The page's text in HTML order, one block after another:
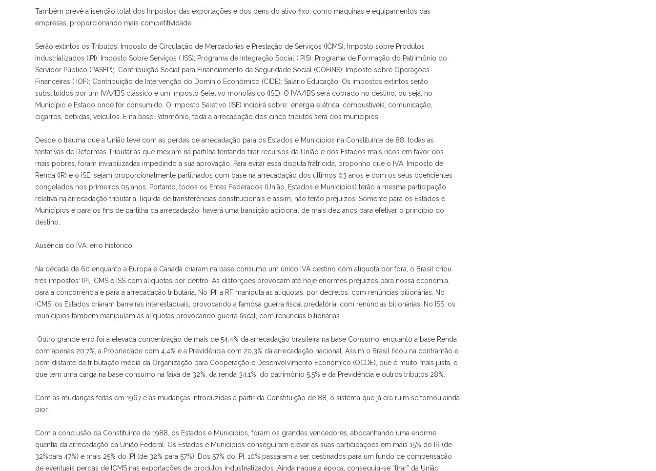
Também prevê a isenção total dos Impostos das exportações e dos bens do ativo fixo, como máquinas e equipamentos das
empresas, proporcionando mais competitividade.
Serão extintos os Tributos: Imposto de Circulação de Mercadorias e Prestação de Serviços (ICMS); Imposto sobre Produtos
Industrializados (IPI); Imposto Sobre Serviços ( ISS); Programa de Integração Social ( PIS); Programa de Formação do Patrimônio do
Servidor Público (PASEP); Contribuição Social para Financiamento da Seguridade Social (COFINS); Imposto sobre Operações
Financeiras ( IOF); Contribuição de Intervenção do Domínio Econômico (CIDE); Salário Educação. Os impostos extintos serão
substituídos por um IVA/IBS clássico e um Imposto Seletivo monofásico (ISE). O IVA/IBS será cobrado no destino, ou seja, no
Município e Estado onde for consumido. O Imposto Seletivo (ISE) incidirá sobre: energia elétrica, combustíveis, comunicação,
cigarros, bebidas, veículos. E na base Patrimônio, toda a arrecadação dos cinco tributos será dos municípios.
Desde o trauma que a União teve com as perdas de arrecadação para os Estados e Municípios na Constituinte de 88, todas as
tentativas de Reformas Tributárias que mexiam na partilha tentando tirar recursos da União e dos Estados mais ricos em favor dos
mais pobres, foram inviabilizadas impedindo a sua aprovação. Para evitar essa disputa fratricida, proponho que o IVA, Imposto de
Renda (IR) e o ISE, sejam proporcionalmente partilhados com base na arrecadação dos últimos 03 anos e com os seus coeficientes
congelados nos primeiros 05 anos. Portanto, todos os Entes Federados (União, Estados e Municípios) terão a mesma participação
relativa na arrecadação tributária, líquida de transferências constitucionais e assim, não terão prejuízos. Somente para os Estados e
Municípios e para os fins de partilha da arrecadação, haverá uma transição adicional de mais dez anos para efetivar o princípio do
destino.
Ausência do IVA: erro histórico
Na década de 60 enquanto a Europa e Canadá criaram na base consumo um único IVA destino com alíquota por fora, o Brasil criou
três impostos: IPI, ICMS e ISS com alíquotas por dentro. As distorções provocam até hoje enormes prejuízos para nossa economia,
para a concorrência e para a arrecadação tributária. No IPI, a RF manipula as alíquotas, por decretos, com renúncias bilionárias. No
ICMS, os Estados criaram barreiras interestaduais, provocando a famosa guerra fiscal predatória, com renúncias bilionárias. No ISS, os
municípios também manipulam as alíquotas provocando guerra fiscal, com renúncias bilionárias.
Outro grande erro foi a elevada concentração de mais de 54,4% da arrecadação brasileira na base Consumo, enquanto a base Renda
com apenas 20,7%, a Propriedade com 4,4% e a Previdência com 20,3% da arrecadação nacional. Assim o Brasil ficou na contramão e
bem distante da tributação média da Organização para Cooperação e Desenvolvimento Econômico (OCDE), que é muito mais justa, e
que tem uma carga na base consumo na faixa de 32%, da renda 34,1%, do patrimônio 5,5% e da Previdência e outros tributos 28%.
Com as mudanças feitas em 1967 e as mudanças introduzidas a partir da Constituição de 88, o sistema que já era ruim se tornou ainda
pior.
Com a conclusão da Constituinte de 1988, os Estados e Municípios, foram os grandes vencedores, abocanhando uma enorme
quantia da arrecadação da União Federal. Os Estados e Municípios conseguiram elevar as suas participações em mais 15% do IR (de
32%para 47%) e mais 25% do IPI (de 32% para 57%). Dos 57% do IPI, 10% passaram a ser destinados para um fundo de compensação
de eventuais perdas de ICMS nas exportações de produtos industrializados. Ainda naquela época, conseguiu-se “tirar” da União